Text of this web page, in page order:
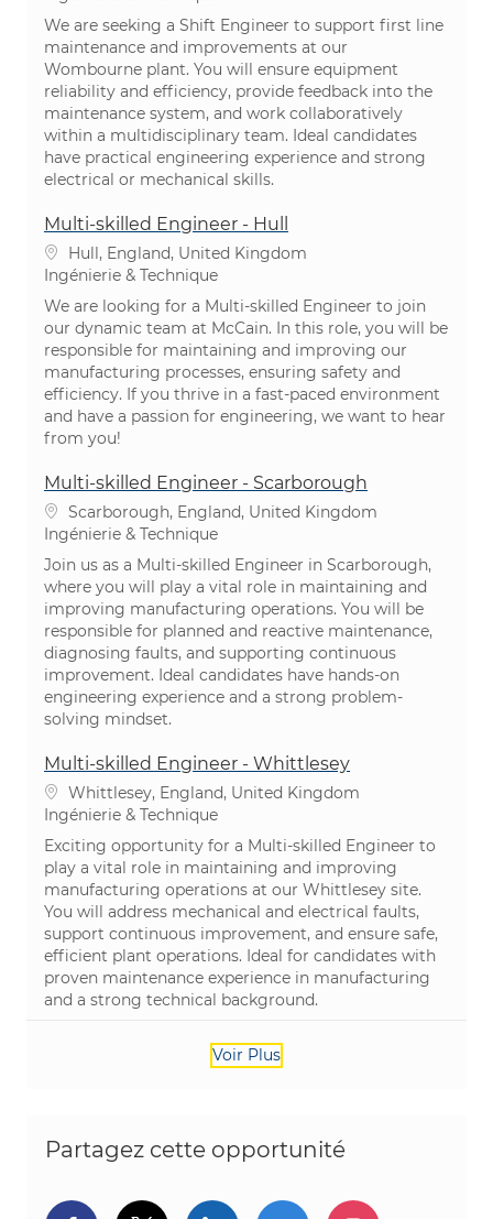
We are seeking a Shift Engineer to support first line
maintenance and improvements at our
Wombourne plant. You will ensure equipment
reliability and efficiency, provide feedback into the
maintenance system, and work collaboratively
within a multidisciplinary team. Ideal candidates
have practical engineering experience and strong
electrical or mechanical skills.
Multi-skilled Engineer - Hull
Emplacement
Hull, England, United Kingdom
Catégorie
Ingénierie & Technique
We are looking for a Multi-skilled Engineer to join
our dynamic team at McCain. In this role, you will be
responsible for maintaining and improving our
manufacturing processes, ensuring safety and
efficiency. If you thrive in a fast-paced environment
and have a passion for engineering, we want to hear
from you!
Multi-skilled Engineer - Scarborough
Emplacement
Scarborough, England, United Kingdom
Catégorie
Ingénierie & Technique
Join us as a Multi-skilled Engineer in Scarborough,
where you will play a vital role in maintaining and
improving manufacturing operations. You will be
responsible for planned and reactive maintenance,
diagnosing faults, and supporting continuous
improvement. Ideal candidates have hands-on
engineering experience and a strong problem-
solving mindset.
Multi-skilled Engineer - Whittlesey
Emplacement
Whittlesey, England, United Kingdom
Catégorie
Ingénierie & Technique
Exciting opportunity for a Multi-skilled Engineer to
play a vital role in maintaining and improving
manufacturing operations at our Whittlesey site.
You will address mechanical and electrical faults,
support continuous improvement, and ensure safe,
efficient plant operations. Ideal for candidates with
proven maintenance experience in manufacturing
and a strong technical background.
Voir Plus
Partagez cette opportunité